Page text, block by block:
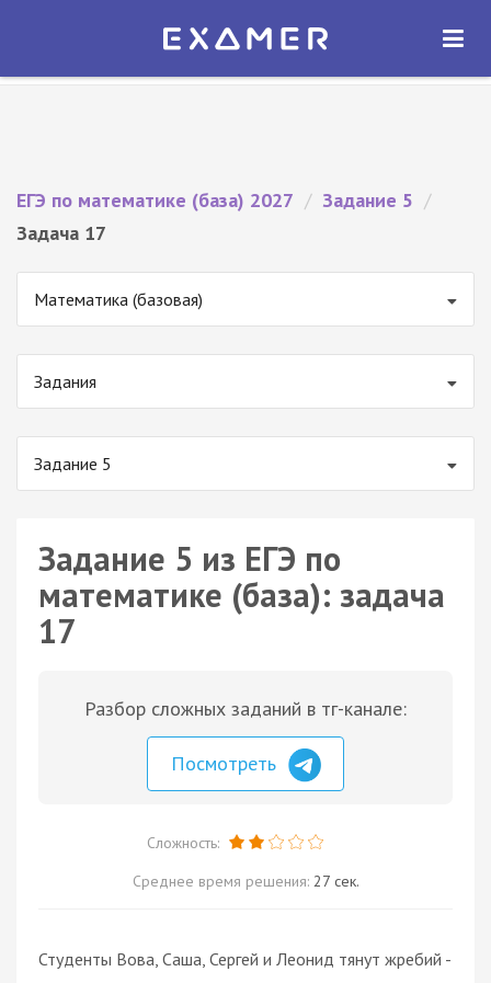
Экзамер — ЕГЭ 2027
ОТКРЫТЬ
ЕГЭ по математике (база) 2027 / Задание 5 /
Задача 17
Математика (базовая)
Задания
Задание 5
Задание 5 из ЕГЭ по
математике (база): задача
17
Разбор сложных заданий в тг-канале:
Посмотреть
Сложность:
Среднее время решения: 27 сек.
Студенты Вова, Саша, Сергей и Леонид тянут жребий -